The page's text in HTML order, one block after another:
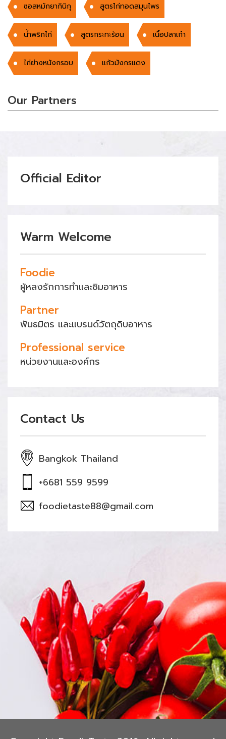
ซอสหมักยากินิกุ สูตรไก่ทอดสมุนไพร
น้ำพริกไก่ สูตรกระทะร้อน เนื้อปลาเก๋า
ไก่ย่างหนังกรอบ แก้วมังกรแดง
Our Partners
Official Editor
Warm Welcome
Foodie
ผู้หลงรักการทำและชิมอาหาร
Partner
พันธมิตร และแบรนด์วัตถุดิบอาหาร
Professional service
หน่วยงานและองค์กร
Contact Us
Bangkok Thailand
+6681 559 9599
foodietaste88@gmail.com